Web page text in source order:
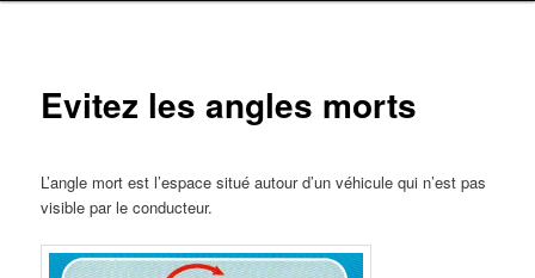
Evitez les angles morts
L’angle mort est l’espace situé autour d’un véhicule qui n’est pas
visible par le conducteur.